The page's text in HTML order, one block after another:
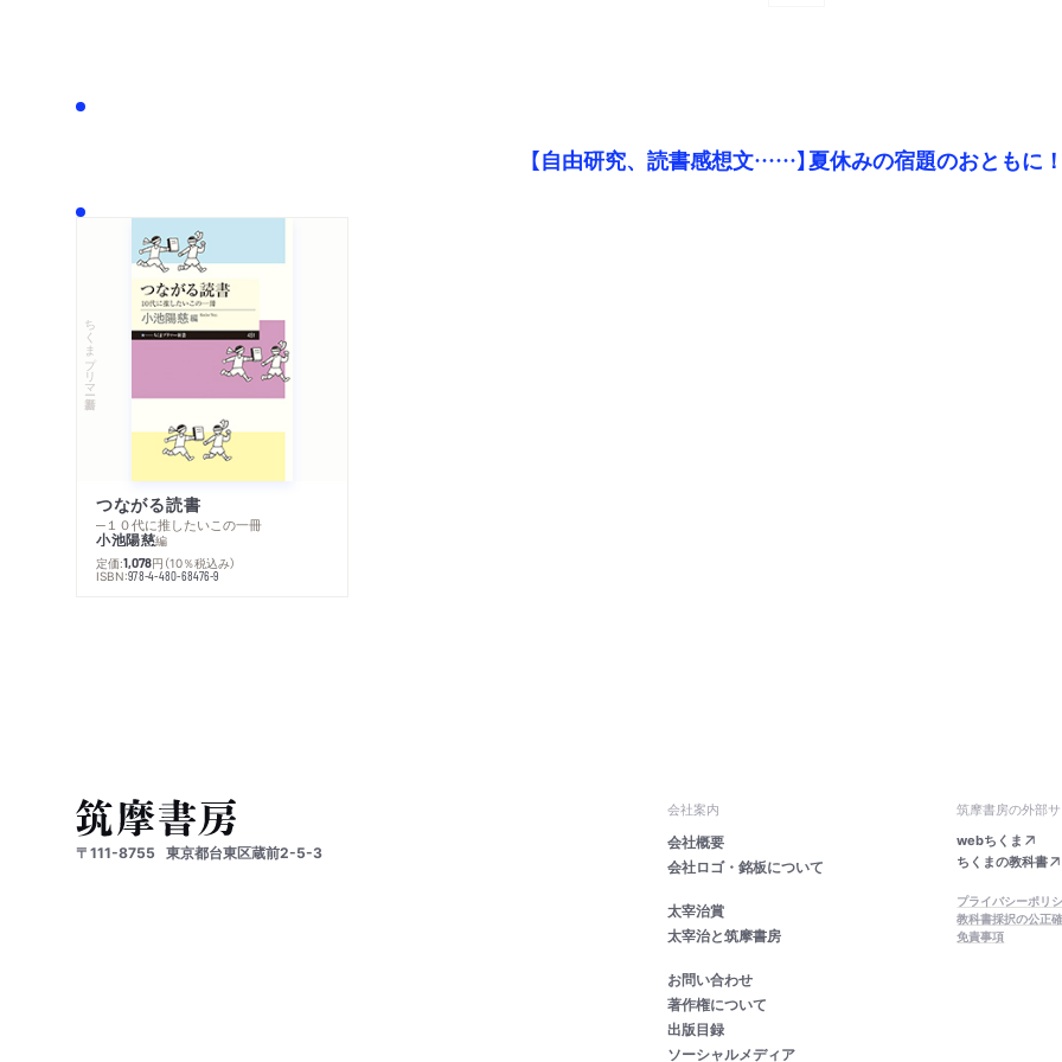
【自由研究、読書感想文……】夏休みの宿題のおともに！
ちくまプリマー新書
つながる読書
─１０代に推したいこの一冊
小池陽慈編
定価:1,078円 （10％税込み）
ISBN:978-4-480-68476-9
〒111-8755 東京都台東区蔵前2-5-3
会社案内
会社概要
会社ロゴ・銘板について
太宰治賞
太宰治と筑摩書房
お問い合わせ
著作権について
出版目録
ソーシャルメディア
筑摩書房の外部サ
webちくま
ちくまの教科書
プライバシーポリ
教科書採択の公正
免責事項